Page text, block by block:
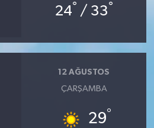
24° / 33°
12 AĞUSTOS
ÇARŞAMBA
29°